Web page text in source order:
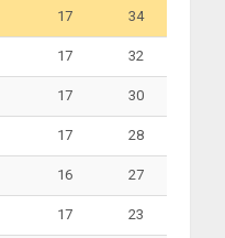
17 34
17 32
17 30
17 28
16 27
17 23